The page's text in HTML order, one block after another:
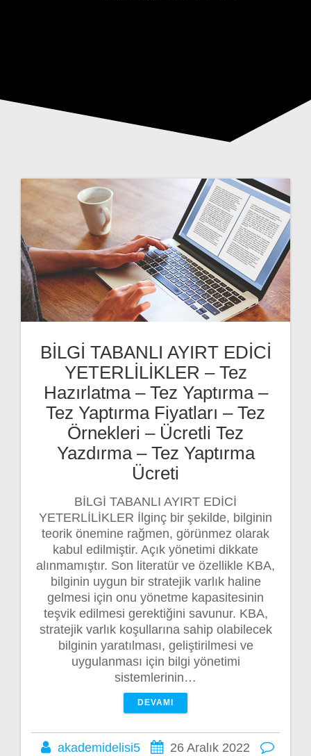
BİLGİ TABANLI AYIRT EDİCİ
YETERLİLİKLER – Tez
Hazırlatma – Tez Yaptırma –
Tez Yaptırma Fiyatları – Tez
Örnekleri – Ücretli Tez
Yazdırma – Tez Yaptırma
Ücreti
BİLGİ TABANLI AYIRT EDİCİ
YETERLİLİKLER İlginç bir şekilde, bilginin
teorik önemine rağmen, görünmez olarak
kabul edilmiştir. Açık yönetimi dikkate
alınmamıştır. Son literatür ve özellikle KBA,
bilginin uygun bir stratejik varlık haline
gelmesi için onu yönetme kapasitesinin
teşvik edilmesi gerektiğini savunur. KBA,
stratejik varlık koşullarına sahip olabilecek
bilginin yaratılması, geliştirilmesi ve
uygulanması için bilgi yönetimi
sistemlerinin…
DEVAMI
akademidelisi5
26 Aralık 2022